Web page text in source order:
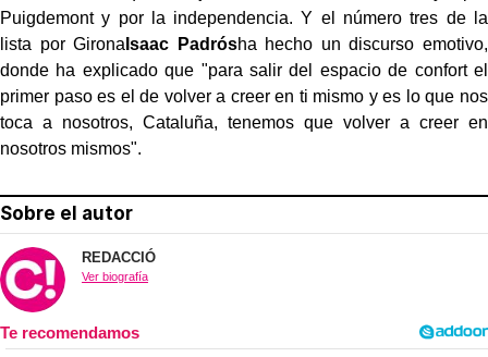
Puigdemont y por la independencia. Y el número tres de la
lista por Girona Isaac Padrósha hecho un discurso emotivo,
donde ha explicado que "para salir del espacio de confort el
primer paso es el de volver a creer en ti mismo y es lo que nos
toca a nosotros, Cataluña, tenemos que volver a creer en
nosotros mismos".
Sobre el autor
REDACCIÓ
Ver biografía